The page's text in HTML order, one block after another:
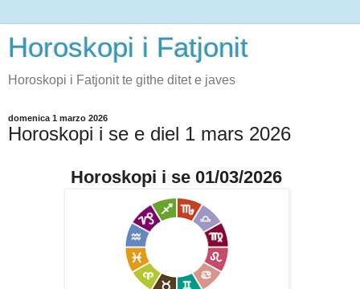
Horoskopi i Fatjonit
Horoskopi i Fatjonit te githe ditet e javes
domenica 1 marzo 2026
Horoskopi i se e diel 1 mars 2026
Horoskopi i se 01/03/2026